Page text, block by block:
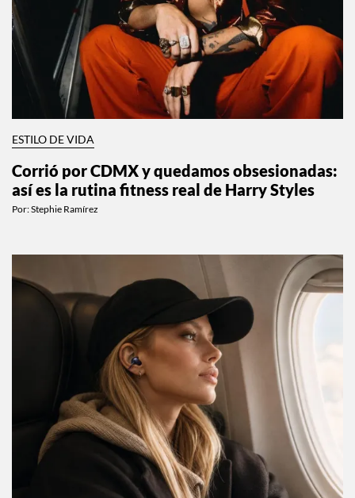
ESTILO DE VIDA
Corrió por CDMX y quedamos obsesionadas:
así es la rutina fitness real de Harry Styles
Por:Stephie Ramírez